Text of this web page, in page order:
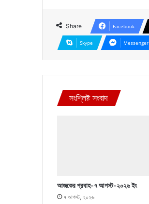
Share Facebook
Skype Messenger
সংশ্লিষ্ট সংবাদ
আজকের প্রবাহ-৭ আগস্ট-২০২৬ ইং
৭ আগস্ট, ২০২৬